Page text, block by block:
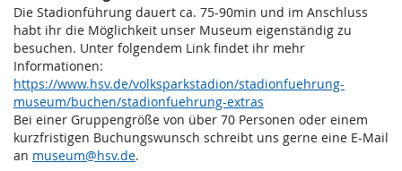
Die Stadionführung dauert ca. 75-90min und im Anschluss
habt ihr die Möglichkeit unser Museum eigenständig zu
besuchen. Unter folgendem Link findet ihr mehr
Informationen:
https://www.hsv.de/volksparkstadion/stadionfuehrung-
museum/buchen/stadionfuehrung-extras
Bei einer Gruppengröße von über 70 Personen oder einem
kurzfristigen Buchungswunsch schreibt uns gerne eine E-Mail
an museum@hsv.de.